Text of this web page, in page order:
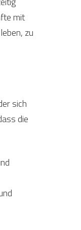
mit
zu
sich
die